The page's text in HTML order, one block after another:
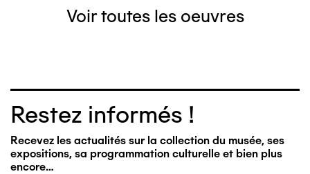
Voir toutes les oeuvres
Restez informés !
Recevez les actualités sur la collection du musée, ses
expositions, sa programmation culturelle et bien plus
encore…